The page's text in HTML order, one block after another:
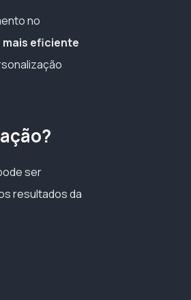
no
eficiente
ser
resultados da